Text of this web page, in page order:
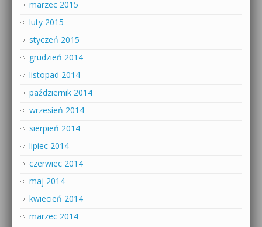
marzec 2015
luty 2015
styczeń 2015
grudzień 2014
listopad 2014
październik 2014
wrzesień 2014
sierpień 2014
lipiec 2014
czerwiec 2014
maj 2014
kwiecień 2014
marzec 2014